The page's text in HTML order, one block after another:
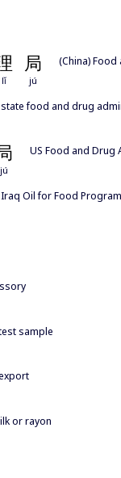
局
lǐ jú
(China)
state food and drug
jú
US Food and Drug
Iraq Oil for Food Program
sample
or rayon